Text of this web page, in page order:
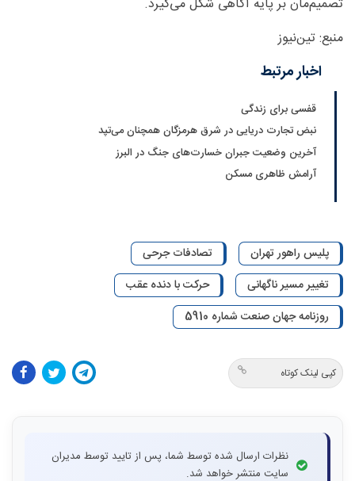
منبع: تین‌نیوز
اخبار مرتبط
قفسی برای زندگی
نبض تجارت دریایی در شرق هرمزگان همچنان می‌تپد
آخرین وضعیت جبران خسارت‌های جنگ در البرز
آرامش ظاهری مسکن
پلیس راهور تهران
تصادفات جرحی
تغییر مسیر ناگهانی
حرکت با دنده عقب
روزنامه جهان صنعت شماره 5910
کپی لینک کوتاه
نظرات ارسال شده توسط شما، پس از تایید توسط مدیران
سایت منتشر خواهد شد.